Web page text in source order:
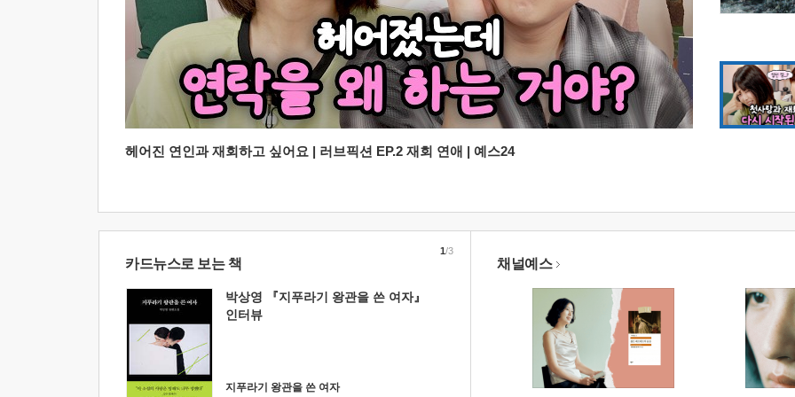
헤어진 연인과 재회하고 싶어요 | 러브픽션 EP.2 재회 연애 | 예스24
카드뉴스로 보는 책
박상영 『지푸라기 왕관을 쓴 여자』
인터뷰
지푸라기 왕관을 쓴 여자
1/3
채널예스